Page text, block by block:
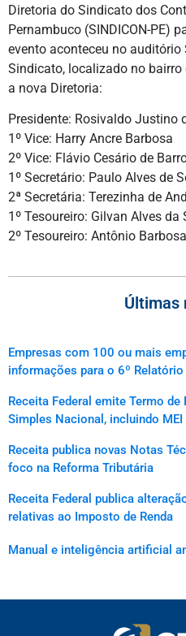
Diretoria do Sindicato dos
Pernambuco (SINDICON-PE)
evento aconteceu no auditório
Sindicato, localizado no
a nova Diretoria:
Presidente: Rosivaldo Justino
1º Vice: Harry Ancre Barbosa
2º Vice: Flávio Cesário de
1º Secretário: Paulo Alves de
2ª Secretária: Terezinha de
1º Tesoureiro: Gilvan Alves da
2º Tesoureiro: Antônio
Últimas
Empresas com 100 ou mais
informações para o 6º Relatório
Receita Federal emite Termo
Simples Nacional, incluindo MEI
Receita publica novas Notas
foco na Reforma Tributária
Receita Federal publica
relativas ao Imposto de Renda
Manual e inteligência artificial